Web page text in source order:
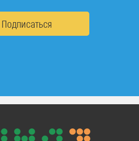
Подписаться